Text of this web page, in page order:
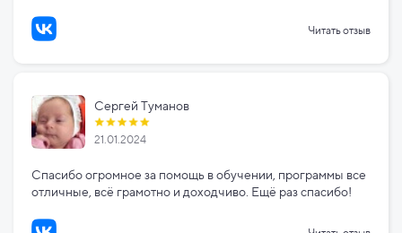
Читать отзыв
Сергей Туманов
21.01.2024
Спасибо огромное за помощь в обучении, программы все
отличные, всё грамотно и доходчиво. Ещё раз спасибо!